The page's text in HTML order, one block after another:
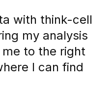
with think-cell
my analysis
to the right
I can find